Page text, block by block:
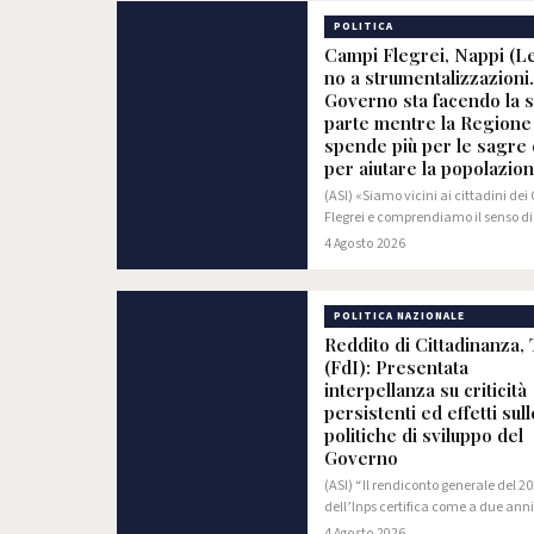
POLITICA
Campi Flegrei, Nappi
no a
Governo sta facendo la
parte mentre la Regione
spende più per le sagre
per aiutare la
(ASI) «Siamo vicini ai cittadini dei
Flegrei e comprendiamo il senso di
smarrimento e di esasperazione
utilizzato…
4 Agosto 2026
POLITICA NAZIONALE
Reddito di Cittadinanza,
(FdI): Presentata
interpellanza su criticità
persistenti ed effetti
politiche di sviluppo del
Governo
(ASI) “Il rendiconto generale del
dell’Inps certifica come a due
cessazione del reddito di